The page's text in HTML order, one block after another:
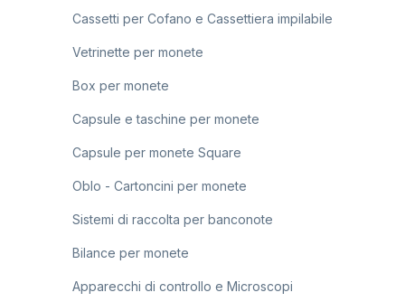
Cassetti per Cofano e Cassettiera impilabile
Vetrinette per monete
Box per monete
Capsule e taschine per monete
Capsule per monete Square
Oblo - Cartoncini per monete
Sistemi di raccolta per banconote
Bilance per monete
Apparecchi di controllo e Microscopi